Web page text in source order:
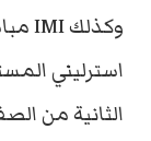
استرليني
الثانية من